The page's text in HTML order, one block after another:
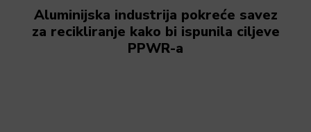
Aluminijska industrija pokreće savez
za recikliranje kako bi ispunila ciljeve
PPWR-a